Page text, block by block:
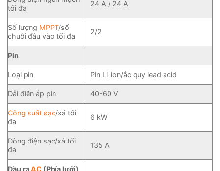
tối đa
24 A / 24 A
Số lượng MPPT/số
chuỗi đầu vào tối đa
2/2
Pin
Loại pin Pin Li-ion/ắc quy lead acid
Dải điện áp pin 40-60 V
Công suất sạc/xả tối
đa
6 kW
Dòng điện sạc/xả tối
đa
135 A
Đầu raAC (Phía lưới)